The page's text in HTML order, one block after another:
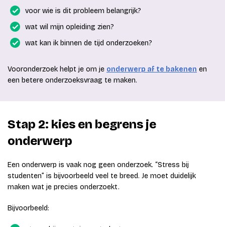
voor wie is dit probleem belangrijk?
wat wil mijn opleiding zien?
wat kan ik binnen de tijd onderzoeken?
Vooronderzoek helpt je om je onderwerp af te bakenen en
een betere onderzoeksvraag te maken.
Stap 2: kies en begrens je
onderwerp
Een onderwerp is vaak nog geen onderzoek. “Stress bij
studenten” is bijvoorbeeld veel te breed. Je moet duidelijk
maken wat je precies onderzoekt.
Bijvoorbeeld: